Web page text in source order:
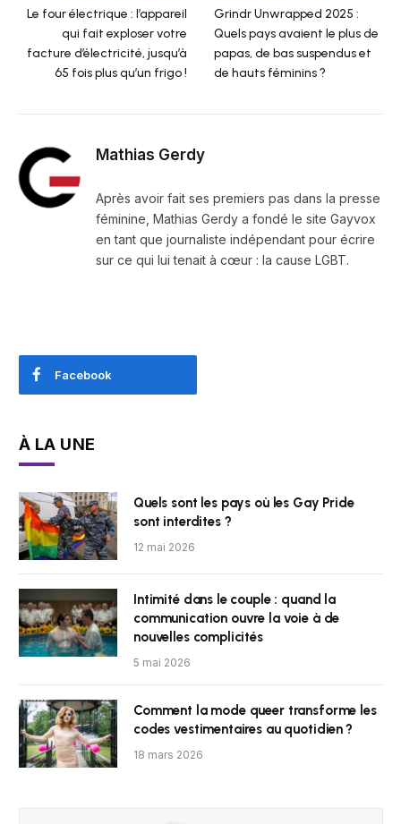
Le four électrique : l’appareil
qui fait exploser votre
facture d’électricité, jusqu’à
65 fois plus qu’un frigo !
Grindr Unwrapped 2025 :
Quels pays avaient le plus de
papas, de bas suspendus et
de hauts féminins ?
Mathias Gerdy
Après avoir fait ses premiers pas dans la presse
féminine, Mathias Gerdy a fondé le site Gayvox
en tant que journaliste indépendant pour écrire
sur ce qui lui tenait à cœur : la cause LGBT.
Facebook
À LA UNE
Quels sont les pays où les Gay Pride
sont interdites ?
12 mai 2026
Intimité dans le couple : quand la
communication ouvre la voie à de
nouvelles complicités
5 mai 2026
Comment la mode queer transforme les
codes vestimentaires au quotidien ?
18 mars 2026